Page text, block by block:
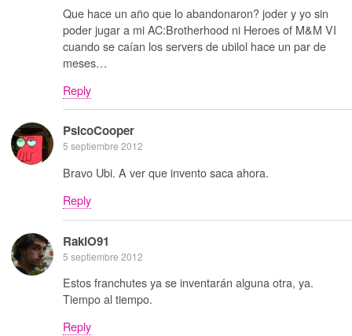
Que hace un año que lo abandonaron? joder y yo sin
poder jugar a mi AC:Brotherhood ni Heroes of M&M VI
cuando se caían los servers de ubilol hace un par de
meses…
Reply
PsicoCooper
5 septiembre 2012
Bravo Ubi. A ver que invento saca ahora.
Reply
RakiO91
5 septiembre 2012
Estos franchutes ya se inventarán alguna otra, ya.
Tiempo al tiempo.
Reply